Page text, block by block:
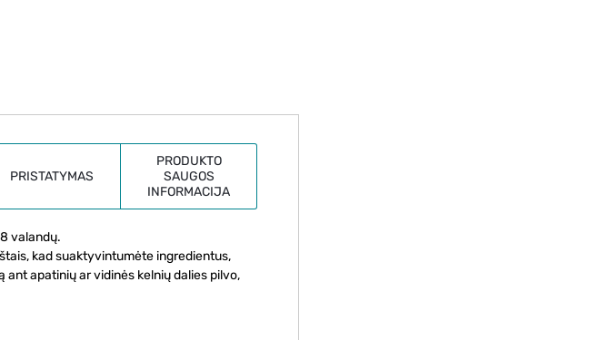
PRISTATYMAS
PRODUKTO
SAUGOS
INFORMACIJA
valandų.
kad suaktyvintumėte ingredientus,
apatinių ar vidinės kelnių dalies pilvo,